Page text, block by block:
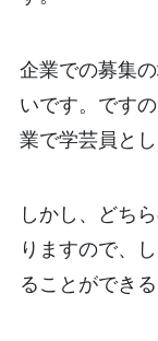
企業での募集
いです。です
業で学芸員と
しかし、どち
りますので、
ることができ